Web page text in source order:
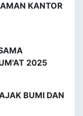
KANTOR
2025
BUMI DAN